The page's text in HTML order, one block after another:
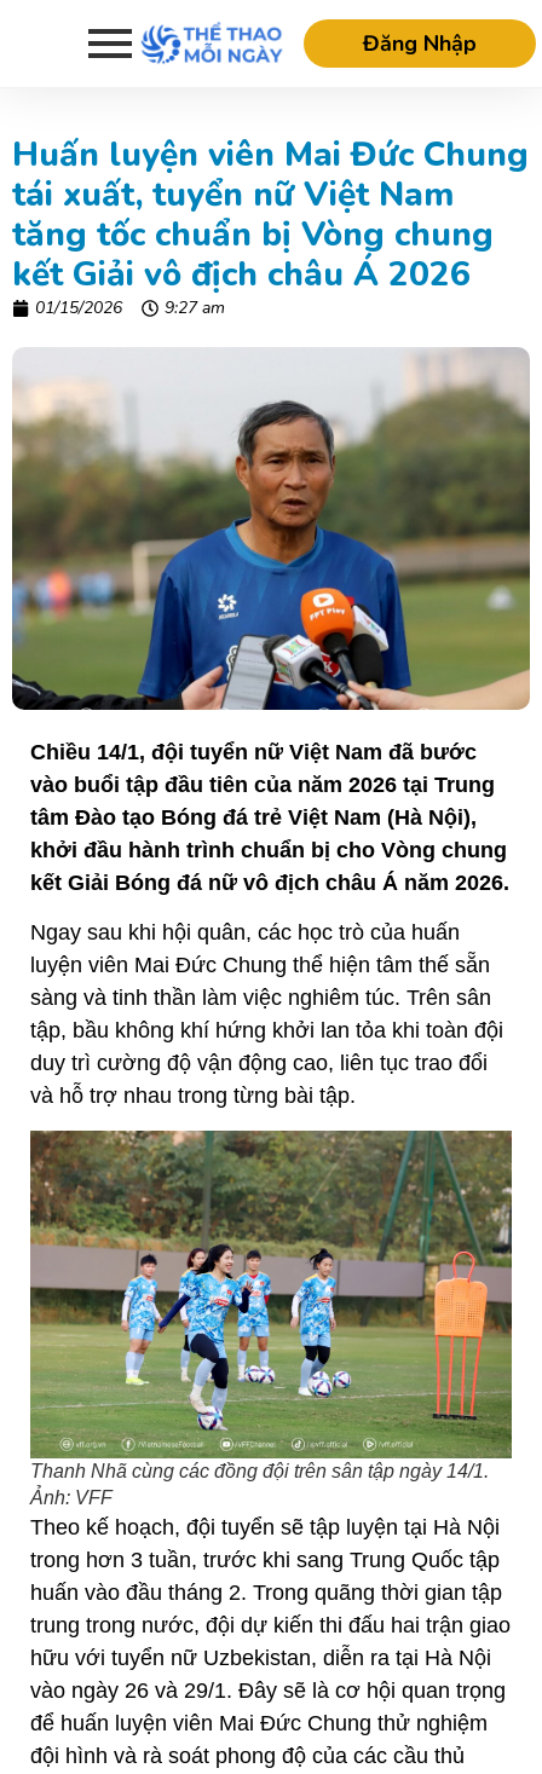
Đăng Nhập
Huấn luyện viên Mai Đức Chung
tái xuất, tuyển nữ Việt Nam
tăng tốc chuẩn bị Vòng chung
kết Giải vô địch châu Á 2026
01/15/2026 9:27 am
Chiều 14/1, đội tuyển nữ Việt Nam đã bước
vào buổi tập đầu tiên của năm 2026 tại Trung
tâm Đào tạo Bóng đá trẻ Việt Nam (Hà Nội),
khởi đầu hành trình chuẩn bị cho Vòng chung
kết Giải Bóng đá nữ vô địch châu Á năm 2026.
Ngay sau khi hội quân, các học trò của huấn
luyện viên Mai Đức Chung thể hiện tâm thế sẵn
sàng và tinh thần làm việc nghiêm túc. Trên sân
tập, bầu không khí hứng khởi lan tỏa khi toàn đội
duy trì cường độ vận động cao, liên tục trao đổi
và hỗ trợ nhau trong từng bài tập.
Thanh Nhã cùng các đồng đội trên sân tập ngày 14/1.
Ảnh: VFF
Theo kế hoạch, đội tuyển sẽ tập luyện tại Hà Nội
trong hơn 3 tuần, trước khi sang Trung Quốc tập
huấn vào đầu tháng 2. Trong quãng thời gian tập
trung trong nước, đội dự kiến thi đấu hai trận giao
hữu với tuyển nữ Uzbekistan, diễn ra tại Hà Nội
vào ngày 26 và 29/1. Đây sẽ là cơ hội quan trọng
để huấn luyện viên Mai Đức Chung thử nghiệm
đội hình và rà soát phong độ của các cầu thủ